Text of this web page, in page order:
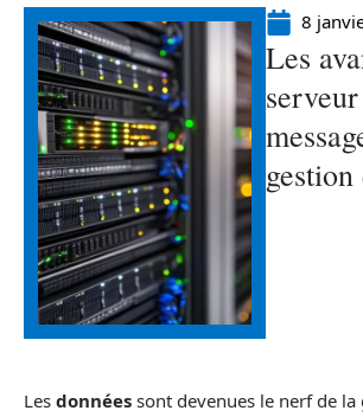
8
Les
gestion
Les données sont devenues le nerf de